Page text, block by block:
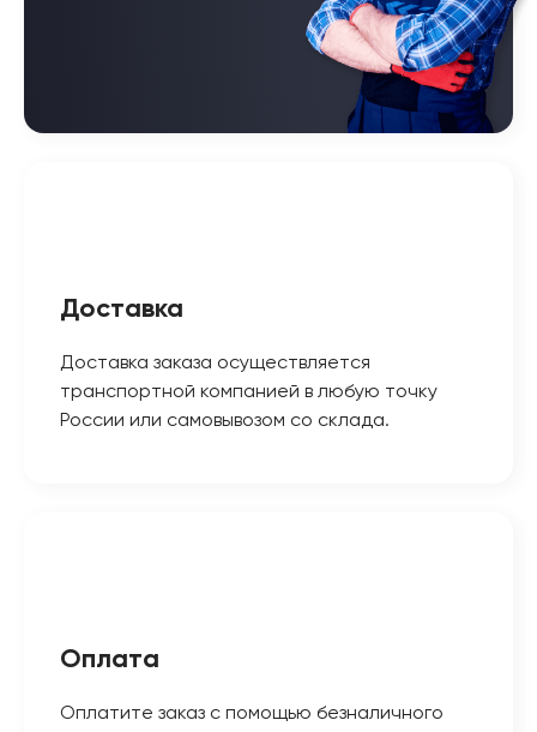
Доставка
Доставка заказа осуществляется
транспортной компанией в любую точку
России или самовывозом со склада.
Оплата
Оплатите заказ с помощью безналичного